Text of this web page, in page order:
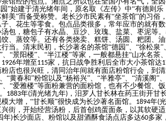
”始建于清光绪年间，原名取《左传》中“有德则
美”而备受称赞。老长沙市民素有“坐茶馆”的习俗
、花生等零食。包点品类很多，常年应市的就有
包，糖包子有水晶、豆沙、玫瑰、盐菜、枣泥等
、蒸饺等。还有各类烧卖、糕饼、汤圆、粑团、
当。清末民初，长沙著名的茶馆“德园”、“徐松泉”
、“景阳楼”、“半江楼”等家，一般都悬挂“山水名茶
1926年增至 115家，抗日战争胜利后全市大小茶馆达
店也很兴旺，清同治年间就有面店粉馆行会，到
“黄春和”粉馆以及“杨裕兴”、“半雅亭”、“清溪阁”
、“爱雅楼”等面粉兼营的面粉馆，也有不少餐馆、
1883年(清光绪九年) ，汨罗人甘长林在药王街开甘
大增，“甘长顺”很快成为长沙著名面馆。 1894年(
街，开始经营汤粉，后首创鸡蛋面条，以其软硬
年)长沙面店、粉馆以及甜酒酥食汤点店多达60多家